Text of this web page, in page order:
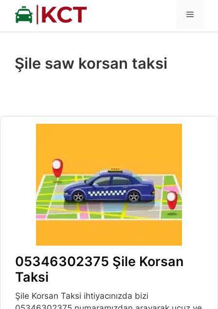
İçeriğe
MENÜ
Şile saw korsan taksi
05346302375 Şile Korsan
Taksi
Şile Korsan Taksi ihtiyacınızda bizi